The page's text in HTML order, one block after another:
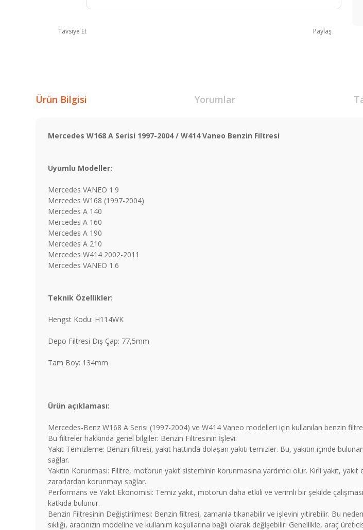
Tavsiye Et Paylaş
Ürün Bilgisi Yorumlar
Mercedes W168 A Serisi 1997-2004 / W414 Vaneo Benzin Filtresi
Uyumlu Modeller:
Mercedes VANEO 1.9
Mercedes W168 (1997-2004)
Mercedes A 140
Mercedes A 160
Mercedes A 190
Mercedes A 210
Mercedes W414 2002-2011
Mercedes VANEO 1.6
Teknik Özellikler:
Hengst Kodu: H114WK
Depo Filtresi Dış Çap: 77,5mm
Tam Boy: 134mm
Ürün açıklaması:
Mercedes-Benz W168 A Serisi (1997-2004) ve W414 Vaneo modelleri için kullanılan benzin
Bu filtreler hakkında genel bilgiler: Benzin Filtresinin İşlevi:
Yakıt Temizleme: Benzin filtresi, yakıt hattında dolaşan yakıtı temizler. Bu, yakıtın içinde
sağlar.
Yakıtın Korunması: Filitre, motorun yakıt sisteminin korunmasına yardımcı olur. Kirli yakıt,
zararlardan korunmayı sağlar.
Performans ve Yakıt Ekonomisi: Temiz yakıt, motorun daha etkili ve verimli bir şekilde
katkıda bulunur.
Benzin Filtresinin Değiştirilmesi: Benzin filtresi, zamanla tıkanabilir ve işlevini yitirebilir. Bu
sıklığı, aracınızın modeline ve kullanım koşullarına bağlı olarak değişebilir. Genellikle, araç